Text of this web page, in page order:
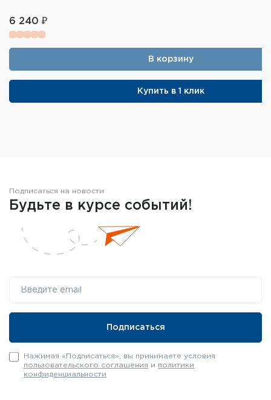
6 240 ₽
В корзину
Купить в 1 клик
Подписаться на новости
Будьте в курсе событий!
Нажимая «Подписаться», вы принимаете условия
пользовательского соглашения и политики
конфиденциальности